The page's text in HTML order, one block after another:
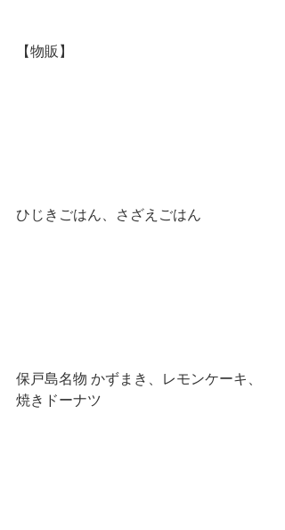
【物販】
ひじきごはん、さざえごはん
保戸島名物 かずまき、レモンケーキ、
焼きドーナツ